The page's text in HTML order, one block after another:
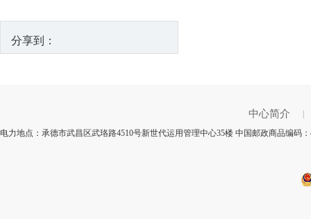
分享到：
中心简介
电力地点：承德市武昌区武珞路4510号新世代运用管理中心35楼 中国邮政商品编码